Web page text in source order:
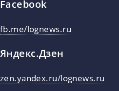
Facebook
fb.me/lognews.ru
Яндекс.Дзен
zen.yandex.ru/lognews.ru